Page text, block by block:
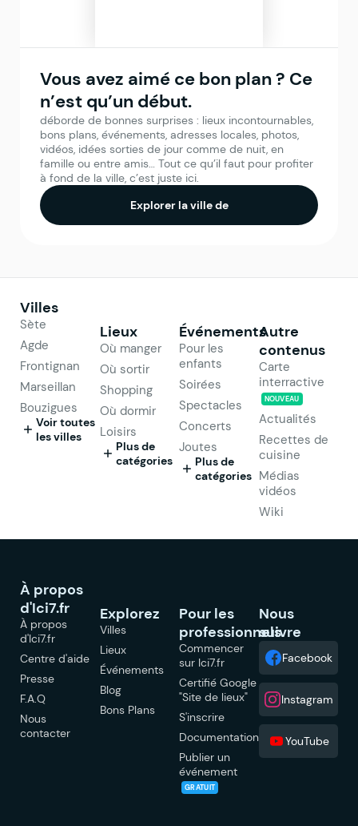
Vous avez aimé ce bon plan ? Ce
n’est qu’un début.
déborde de bonnes surprises : lieux incontournables,
bons plans, événements, adresses locales, photos,
vidéos, idées sorties de jour comme de nuit, en
famille ou entre amis… Tout ce qu’il faut pour profiter
à fond de la ville, c’est juste ici.
Explorer la ville de
Villes
Sète
Agde
Frontignan
Marseillan
Bouzigues
Voir toutes
les villes
Lieux
Où manger
Où sortir
Shopping
Où dormir
Loisirs
Plus de
catégories
Événements
Pour les
enfants
Soirées
Spectacles
Concerts
Joutes
Plus de
catégories
Autre
contenus
Carte
interractive
NOUVEAU
Actualités
Recettes de
cuisine
Médias
vidéos
Wiki
À propos
d'Ici7.fr
À propos
d'Ici7.fr
Centre d'aide
Presse
F.A.Q
Nous
contacter
Explorez
Villes
Lieux
Événements
Blog
Bons Plans
Pour les
professionnels
Commencer
sur Ici7.fr
Certifié Google
"Site de lieux"
S'inscrire
Documentation
Publier un
événement
GRATUIT
Nous
suivre
Facebook
Instagram
YouTube